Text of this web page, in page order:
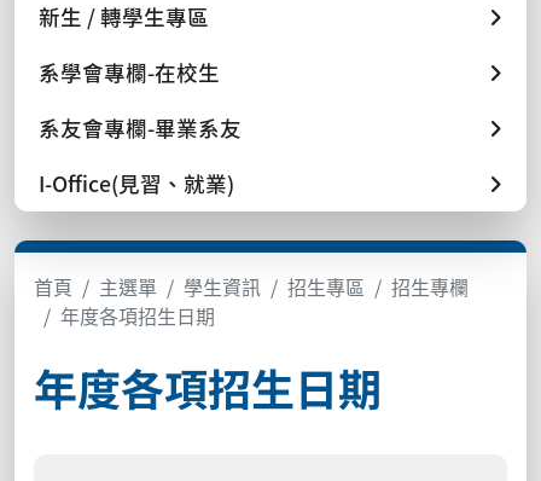
新生 / 轉學生專區
系學會專欄-在校生
系友會專欄-畢業系友
I-Office(見習、就業)
首頁 主選單 學生資訊 招生專區
招生專欄
年度各項招生日期
年度各項招生日期